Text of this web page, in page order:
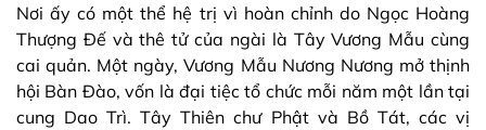
Nơi ấy có một thể hệ trị vì hoàn chỉnh do Ngọc Hoàng
Thượng Đế và thê tử của ngài là Tây Vương Mẫu cùng
cai quản. Một ngày, Vương Mẫu Nương Nương mở thịnh
hội Bàn Đào, vốn là đại tiệc tổ chức mỗi năm một lần tại
cung Dao Trì. Tây Thiên chư Phật và Bồ Tát, các vị